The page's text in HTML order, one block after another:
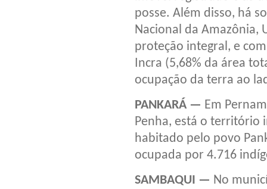
posse. Além disso, há
Nacional da Amazônia,
proteção integral, e
Incra (5,68% da área
ocupação da terra ao
PANKARÁ — Em
Penha, está o território
habitado pelo povo
ocupada por 4.716
SAMBAQUI — No